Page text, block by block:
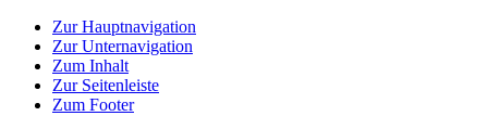
Zur Hauptnavigation
Zur Unternavigation
Zum Inhalt
Zur Seitenleiste
Zum Footer